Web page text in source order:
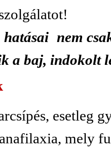
hatásai nem
a baj, indokolt
esetleg
mely